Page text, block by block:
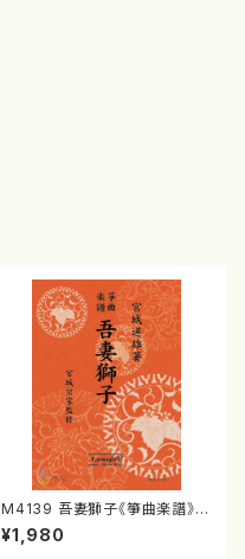
M4139 吾妻獅子《箏曲楽譜》
（箏/宮城道雄著・宮城宗家監修/
箏曲古典楽譜）
¥1,980